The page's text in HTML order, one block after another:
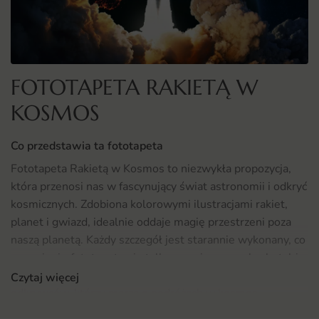
FOTOTAPETA RAKIETĄ W
KOSMOS
Co przedstawia ta fototapeta
Fototapeta Rakietą w Kosmos to niezwykła propozycja,
która przenosi nas w fascynujący świat astronomii i odkryć
kosmicznych. Zdobiona kolorowymi ilustracjami rakiet,
planet i gwiazd, idealnie oddaje magię przestrzeni poza
naszą planetą. Każdy szczegół jest starannie wykonany, co
pobudza wyobraźnię. To idealna dekoracja dla małych
Czytaj więcej